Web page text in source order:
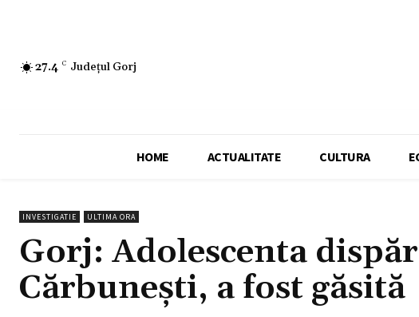
27.4 C Județul Gorj
HOME ACTUALITATE CULTURA
INVESTIGATIE ULTIMA ORA
Gorj: Adolescenta
Cărbunești, a fost găsită